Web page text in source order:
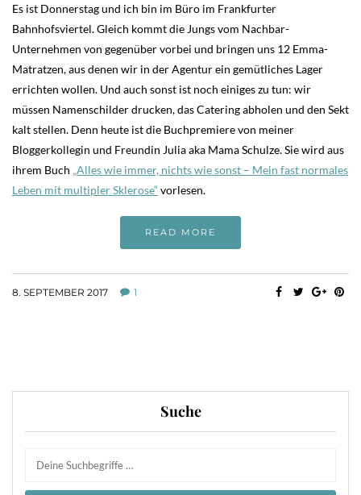
Es ist Donnerstag und ich bin im Büro im Frankfurter
Bahnhofsviertel. Gleich kommt die Jungs vom Nachbar-
Unternehmen von gegenüber vorbei und bringen uns 12 Emma-
Matratzen, aus denen wir in der Agentur ein gemütliches Lager
errichten wollen. Und auch sonst ist noch einiges zu tun: wir
müssen Namenschilder drucken, das Catering abholen und den Sekt
kalt stellen. Denn heute ist die Buchpremiere von meiner
Bloggerkollegin und Freundin Julia aka Mama Schulze. Sie wird aus
ihrem Buch „Alles wie immer, nichts wie sonst – Mein fast normales
Leben mit multipler Sklerose“ vorlesen.
READ MORE
8. SEPTEMBER 2017 1
Suche